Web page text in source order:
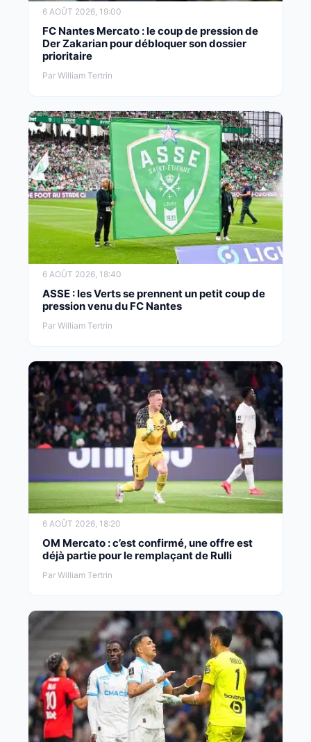
6 AOÛT 2026, 19:00
FC Nantes Mercato : le coup de pression de
Der Zakarian pour débloquer son dossier
prioritaire
Par William Tertrin
6 AOÛT 2026, 18:40
ASSE : les Verts se prennent un petit coup de
pression venu du FC Nantes
Par William Tertrin
6 AOÛT 2026, 18:20
OM Mercato : c’est confirmé, une offre est
déjà partie pour le remplaçant de Rulli
Par William Tertrin